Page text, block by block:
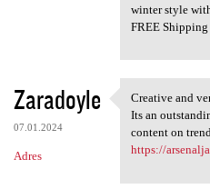
winter style
FREE Shipping
Zaradoyle
07.01.2024
Adres
Creative and
Creative and
Its an
content on
https://